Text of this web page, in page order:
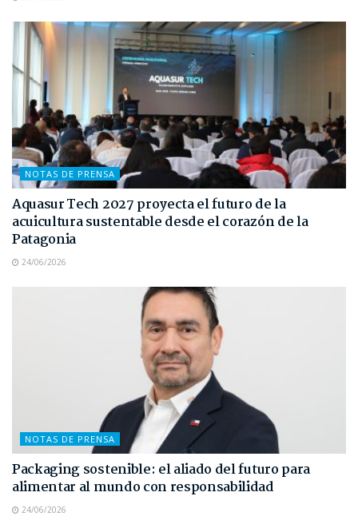
NOTAS DE PRENSA
Aquasur Tech 2027 proyecta el futuro de la
acuicultura sustentable desde el corazón de la
Patagonia
24/06/2026
NOTAS DE PRENSA
Packaging sostenible: el aliado del futuro para
alimentar al mundo con responsabilidad
24/06/2026